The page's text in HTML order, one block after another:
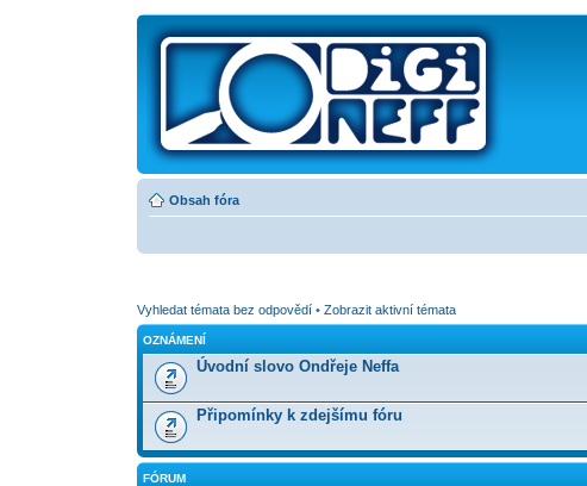
Obsah fóra
Vyhledat témata bez odpovědí• Zobrazit aktivní témata
OZNÁMENÍ
Úvodní slovo Ondřeje Neffa
Připomínky k zdejšímu fóru
FÓRUM